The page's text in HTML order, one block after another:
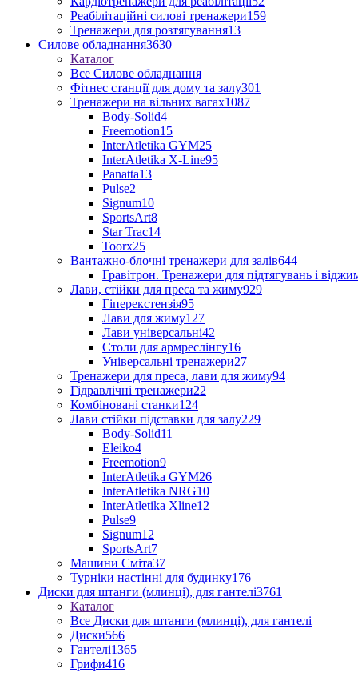
Реабілітаційні силові тренажери159
Тренажери для розтягування13
Силове обладнання3630
Каталог
Все Силове обладнання
Фітнес станції для дому та залу301
Тренажери на вільних вагах1087
Body-Solid4
Freemotion15
InterAtletika GYM25
InterAtletika X-Line95
Panatta13
Pulse2
Signum10
SportsArt8
Star Trac14
Toorx25
Вантажно-блочні тренажери для залів644
Гравітрон. Тренажери для підтягувань і
Лави, стійки для преса та жиму929
Гіперекстензія95
Лави для жиму127
Лави універсальні42
Столи для армреслінгу16
Універсальні тренажери27
Тренажери для преса, лави для жиму94
Гідравлічні тренажери22
Комбіновані станки124
Лави стійки підставки для залу229
Body-Solid11
Eleiko4
Freemotion9
InterAtletika GYM26
InterAtletika NRG10
InterAtletika Xline12
Pulse9
Signum12
SportsArt7
Машини Сміта37
Турніки настінні для будинку176
Диски для штанги (млинці), для гантелі3761
Каталог
Все Диски для штанги (млинці), для гантелі
Диски566
Гантелі1365
Грифи416